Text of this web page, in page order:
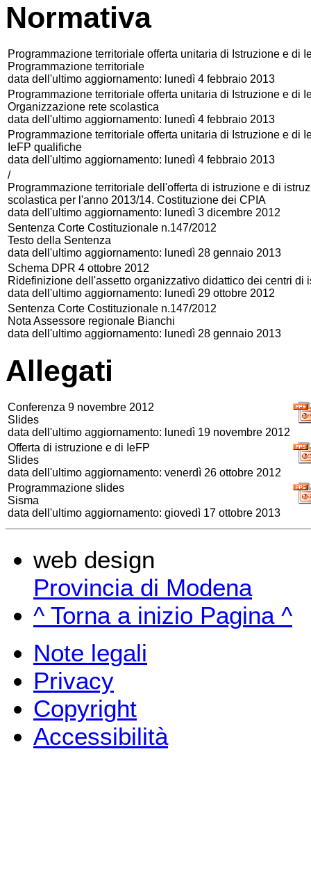
Normativa
Programmazione territoriale offerta unitaria di Istruzione e di
Programmazione territoriale
data dell'ultimo aggiornamento: lunedì 4 febbraio 2013
Programmazione territoriale offerta unitaria di Istruzione e di
Organizzazione rete scolastica
data dell'ultimo aggiornamento: lunedì 4 febbraio 2013
Programmazione territoriale offerta unitaria di Istruzione e di
IeFP qualifiche
data dell'ultimo aggiornamento: lunedì 4 febbraio 2013
/
Programmazione territoriale dell'offerta di istruzione e di
scolastica per l'anno 2013/14. Costituzione dei CPIA
data dell'ultimo aggiornamento: lunedì 3 dicembre 2012
Sentenza Corte Costituzionale n.147/2012
Testo della Sentenza
data dell'ultimo aggiornamento: lunedì 28 gennaio 2013
Schema DPR 4 ottobre 2012
Ridefinizione dell'assetto organizzativo didattico dei centri di
data dell'ultimo aggiornamento: lunedì 29 ottobre 2012
Sentenza Corte Costituzionale n.147/2012
Nota Assessore regionale Bianchi
data dell'ultimo aggiornamento: lunedì 28 gennaio 2013
Allegati
Conferenza 9 novembre 2012
Slides
data dell'ultimo aggiornamento: lunedì 19 novembre 2012
Offerta di istruzione e di IeFP
Slides
data dell'ultimo aggiornamento: venerdì 26 ottobre 2012
Programmazione slides
Sisma
data dell'ultimo aggiornamento: giovedì 17 ottobre 2013
web design
Provincia di Modena
^ Torna a inizio Pagina ^
Note legali
Privacy
Copyright
Accessibilità